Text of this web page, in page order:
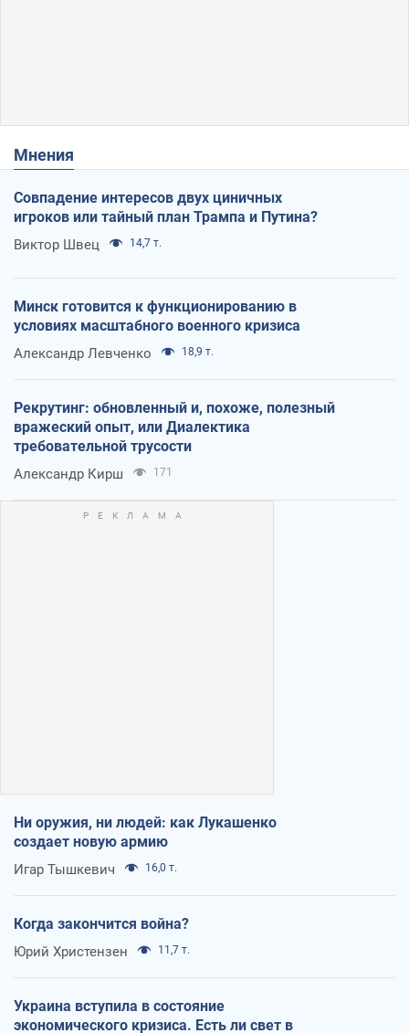
Мнения
Совпадение интересов двух циничных
игроков или тайный план Трампа и Путина?
Виктор Швец 14,7 т.
Минск готовится к функционированию в
условиях масштабного военного кризиса
Александр Левченко 18,9 т.
Рекрутинг: обновленный и, похоже, полезный
вражеский опыт, или Диалектика
требовательной трусости
Александр Кирш 171
Ни оружия, ни людей: как Лукашенко
создает новую армию
Игар Тышкевич 16,0 т.
Когда закончится война?
Юрий Христензен 11,7 т.
Украина вступила в состояние
экономического кризиса. Есть ли свет в